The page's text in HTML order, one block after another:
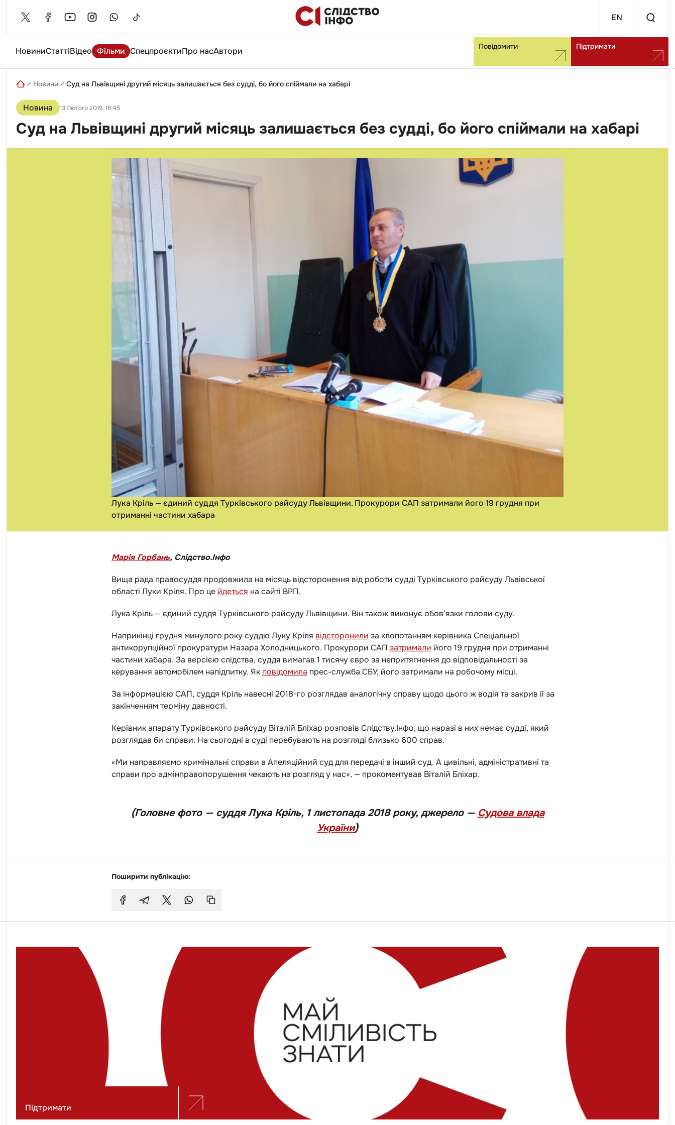
content EN
НовиниСтаттіВідео Фільми СпецпроєктиПро насАвтори Повідомити Підтримати
Введіть
Новини Суд на Львівщині другий місяць залишається без судді, бо його спіймали на хабарі
Новина 13 Лютого 2019, 16:45
Суд на Львівщині другий місяць залишається без судді, бо його спіймали на хабарі
Лука Кріль — єдиний суддя Турківського райсуду Львівщини. Прокурори САП затримали його 19 грудня при
отриманні частини хабара
Марія Горбань, Слідство.Інфо
Вища рада правосуддя продовжила на місяць відсторонення від роботи судді Турківського райсуду Львівської
області Луки Кріля. Про це йдеться на сайті ВРП.
Лука Кріль — єдиний суддя Турківського райсуду Львівщини. Він також виконує обов’язки голови суду.
Наприкінці грудня минулого року суддю Луку Кріля відсторонили за клопотанням керівника Спеціальної
антикорупційної прокуратури Назара Холодницького. Прокурори САП затримали його 19 грудня при отриманні
частини хабара. За версією слідства, суддя вимагав 1 тисячу євро за непритягнення до відповідальності за
керування автомобілем напідпитку. Як повідомила прес-служба СБУ, його затримали на робочому місці.
За інформацією САП, суддя Кріль навесні 2018-го розглядав аналогічну справу щодо цього ж водія та закрив її за
закінченням терміну давності.
Керівник апарату Турківського райсуду Віталій Бліхар розповів Слідству.Інфо, що наразі в них немає судді, який
розглядав би справи. На сьогодні в суді перебувають на розгляді близько 600 справ.
«Ми направляємо кримінальні справи в Апеляційний суд для передачі в інший суд. А цивільні, адміністративні та
справи про адмінправопорушення чекають на розгляд у нас», — прокоментував Віталій Бліхар.
(Головне фото — суддя Лука Кріль, 1 листопада 2018 року, джерело — Судова влада
України)
Поширити публікацію:
Підтримати